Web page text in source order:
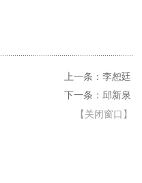
上一条：李恕廷
下一条：邱新泉
【 关闭窗口 】